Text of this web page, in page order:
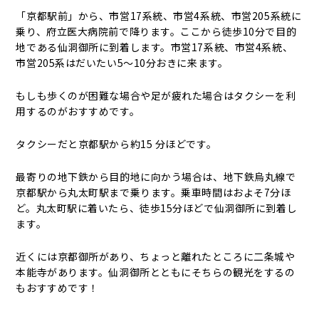
「京都駅前」から、市営17系統、市営4系統、市営205系統に
乗り、府立医大病院前で降ります。ここから徒歩10分で目的
地である仙洞御所に到着します。市営17系統、市営4系統、
市営205系はだいたい5～10分おきに来ます。
もしも歩くのが困難な場合や足が疲れた場合はタクシーを利
用するのがおすすめです。
タクシーだと京都駅から約15 分ほどです。
最寄りの地下鉄から目的地に向かう場合は、地下鉄烏丸線で
京都駅から丸太町駅まで乗ります。乗車時間はおよそ7分ほ
ど。丸太町駅に着いたら、徒歩15分ほどで仙洞御所に到着し
ます。
近くには京都御所があり、ちょっと離れたところに二条城や
本能寺があります。仙洞御所とともにそちらの観光をするの
もおすすめです！